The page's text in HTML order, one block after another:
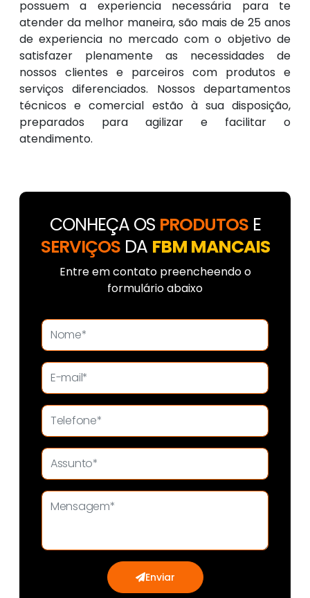
possuem a experiencia necessária para te
atender da melhor maneira, são mais de 25 anos
de experiencia no mercado com o objetivo de
satisfazer plenamente as necessidades de
nossos clientes e parceiros com produtos e
serviços diferenciados. Nossos departamentos
técnicos e comercial estão à sua disposição,
preparados para agilizar e facilitar o
atendimento.
CONHEÇA OS PRODUTOSE
SERVIÇOSDA FBM MANCAIS
Entre em contato preencheendo o
formulário abaixo
Enviar